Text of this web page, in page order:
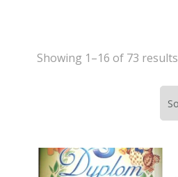
Showing 1–16 of 73 results